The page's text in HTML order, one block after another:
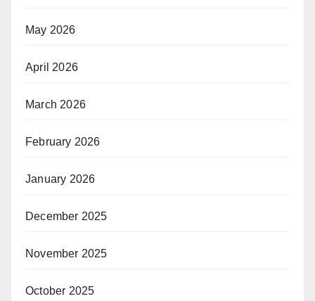
May 2026
April 2026
March 2026
February 2026
January 2026
December 2025
November 2025
October 2025